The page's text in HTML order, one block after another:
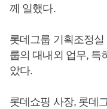
께 일했다.
롯데그룹 기획조정
룹의 대내외 업무, 특
았다.
롯데쇼핑 사장, 롯데